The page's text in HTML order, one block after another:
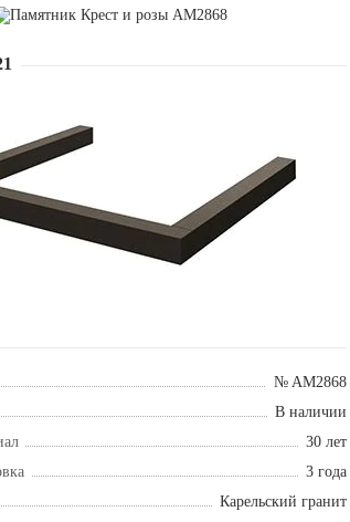
№ AM2868
В наличии
30 лет
3 года
Карельский гранит